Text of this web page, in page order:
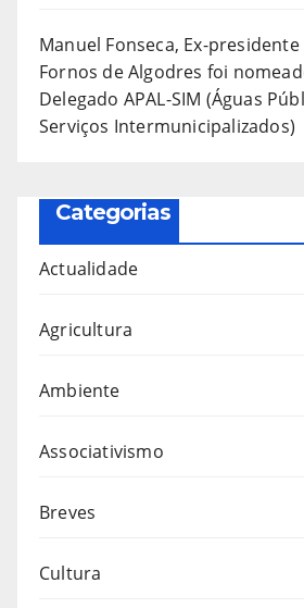
Manuel Fonseca, Ex-
Fornos de Algodres foi
Delegado APAL-SIM (Águas
Serviços Intermunicipalizados)
Categorias
Actualidade
Agricultura
Ambiente
Associativismo
Breves
Cultura